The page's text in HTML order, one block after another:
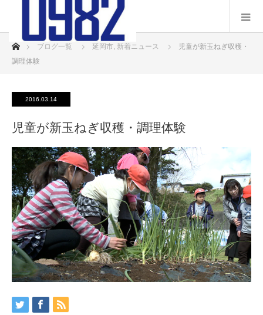
ホームブログ一覧 延岡市, 新着ニュース
児童が新玉ねぎ収穫・
調理体験
2016.03.14
児童が新玉ねぎ収穫・調理体験